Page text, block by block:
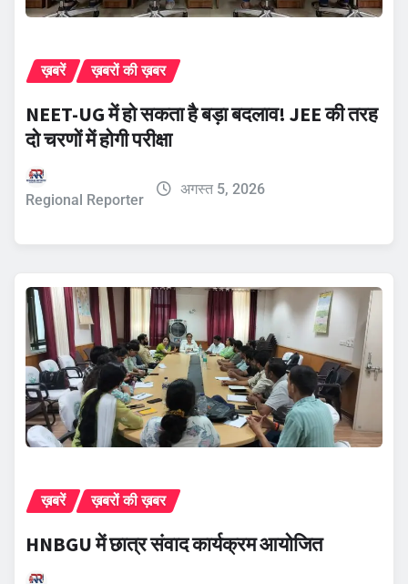
ख़बरें ख़बरों की ख़बर
NEET-UG में हो सकता है बड़ा बदलाव! JEE की तरह
दो चरणों में होगी परीक्षा
Regional Reporter
अगस्त 5, 2026
ख़बरें ख़बरों की ख़बर
HNBGU में छात्र संवाद कार्यक्रम आयोजित